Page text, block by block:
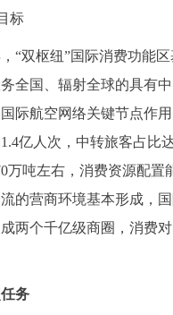
标
双枢纽”国际消费功能区
全国、辐射全球的具有
际航空网络关键节点作
亿人次，中转旅客占比
万吨左右，消费资源配置
的营商环境基本形成，
两个千亿级商圈，消费
务